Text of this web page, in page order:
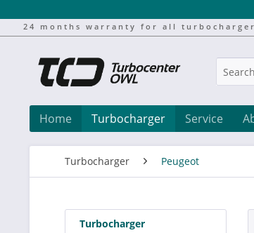
24 months warranty for all
Home Turbocharger Service
Turbocharger Peugeot
Turbocharger